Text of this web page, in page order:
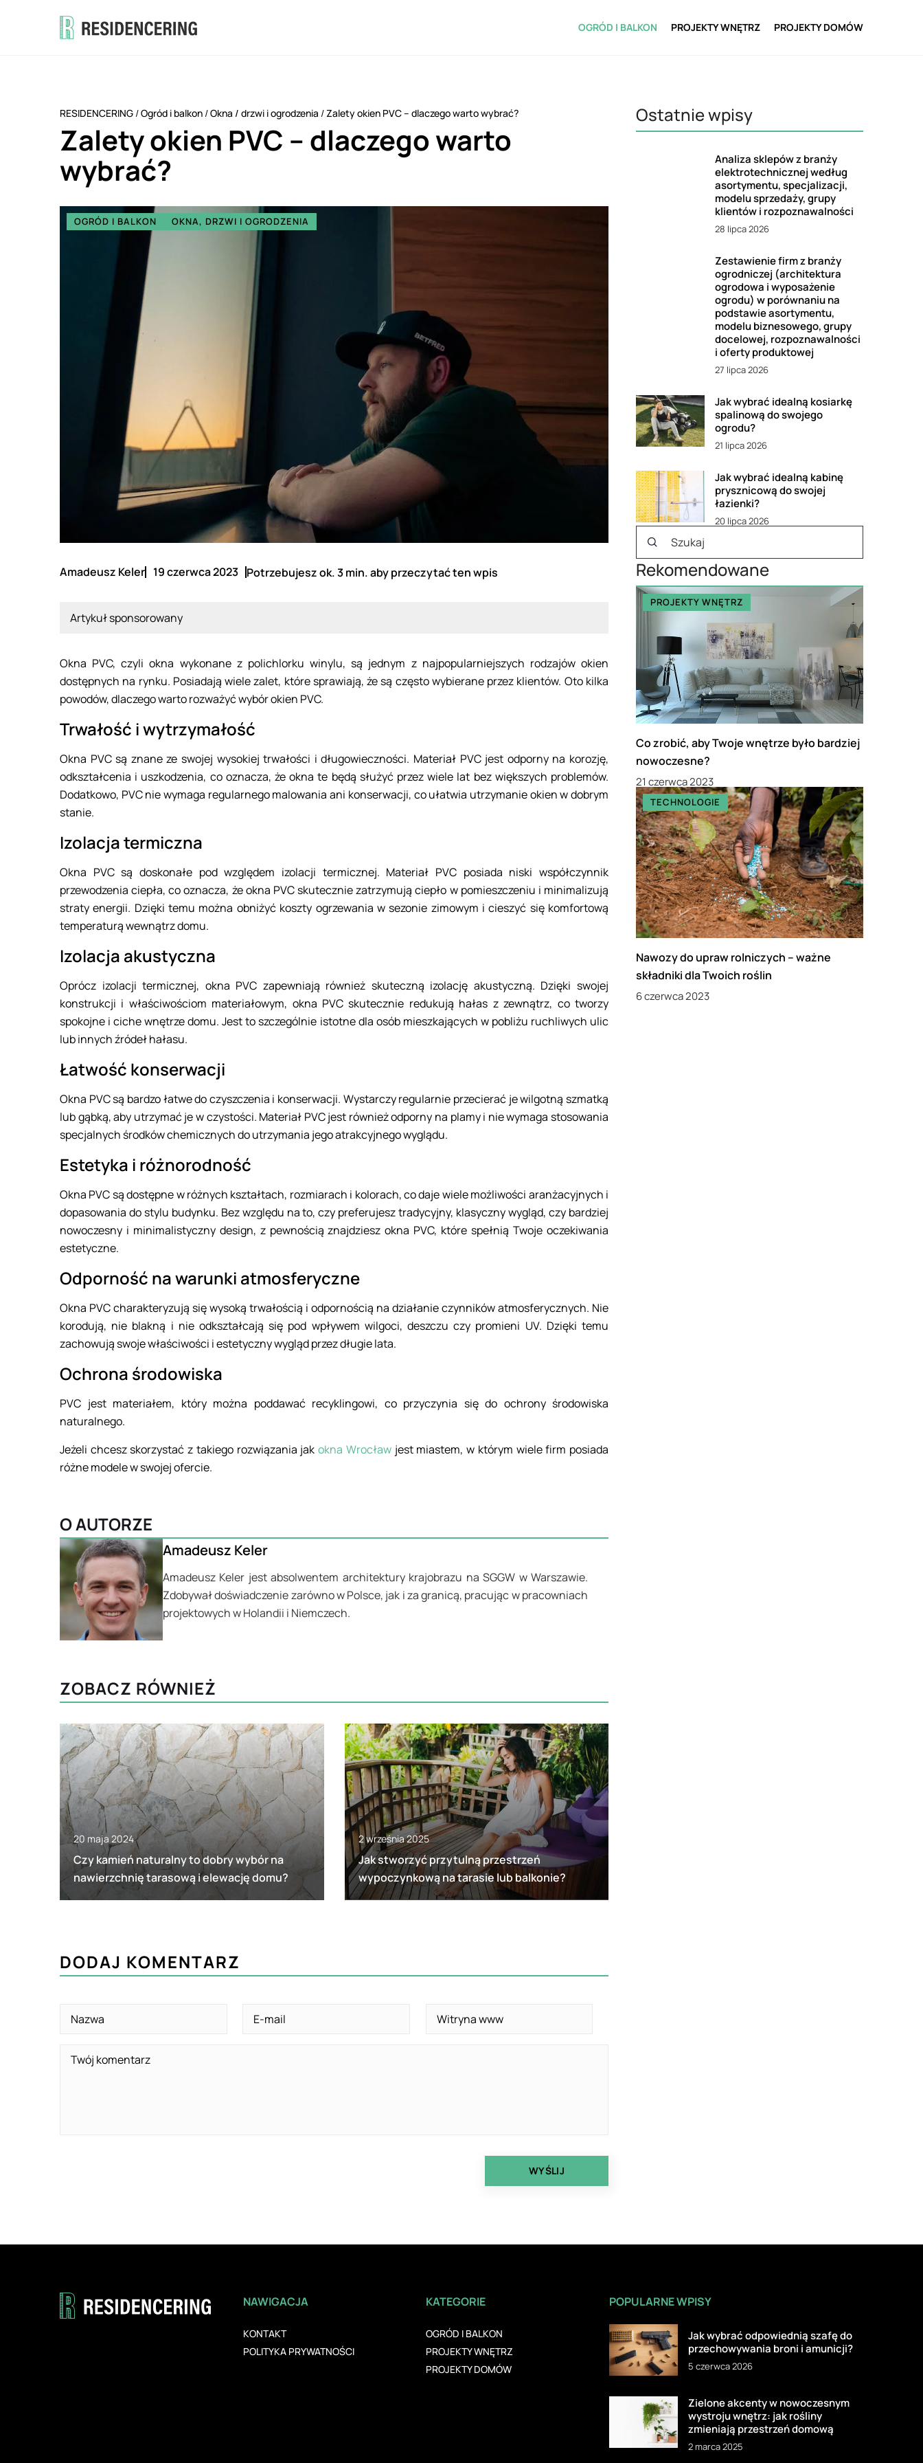
OGRÓD I BALKON PROJEKTY WNĘTRZ PROJEKTY DOMÓW
RESIDENCERING /Ogród i balkon /Okna / drzwi i ogrodzenia /Zalety okien PVC – dlaczego warto wybrać?
Zalety okien PVC – dlaczego warto
wybrać?
OGRÓD I BALKON OKNA, DRZWI I OGRODZENIA
Amadeusz Keler 19 czerwca 2023 Potrzebujesz ok. 3 min. aby przeczytać ten wpis
Artykuł sponsorowany
Okna PVC, czyli okna wykonane z polichlorku winylu, są jednym z najpopularniejszych rodzajów okien
dostępnych na rynku. Posiadają wiele zalet, które sprawiają, że są często wybierane przez klientów. Oto kilka
powodów, dlaczego warto rozważyć wybór okien PVC.
Trwałość i wytrzymałość
Okna PVC są znane ze swojej wysokiej trwałości i długowieczności. Materiał PVC jest odporny na korozję,
odkształcenia i uszkodzenia, co oznacza, że okna te będą służyć przez wiele lat bez większych problemów.
Dodatkowo, PVC nie wymaga regularnego malowania ani konserwacji, co ułatwia utrzymanie okien w dobrym
stanie.
Izolacja termiczna
Okna PVC są doskonałe pod względem izolacji termicznej. Materiał PVC posiada niski współczynnik
przewodzenia ciepła, co oznacza, że okna PVC skutecznie zatrzymują ciepło w pomieszczeniu i minimalizują
straty energii. Dzięki temu można obniżyć koszty ogrzewania w sezonie zimowym i cieszyć się komfortową
temperaturą wewnątrz domu.
Izolacja akustyczna
Oprócz izolacji termicznej, okna PVC zapewniają również skuteczną izolację akustyczną. Dzięki swojej
konstrukcji i właściwościom materiałowym, okna PVC skutecznie redukują hałas z zewnątrz, co tworzy
spokojne i ciche wnętrze domu. Jest to szczególnie istotne dla osób mieszkających w pobliżu ruchliwych ulic
lub innych źródeł hałasu.
Łatwość konserwacji
Okna PVC są bardzo łatwe do czyszczenia i konserwacji. Wystarczy regularnie przecierać je wilgotną szmatką
lub gąbką, aby utrzymać je w czystości. Materiał PVC jest również odporny na plamy i nie wymaga stosowania
specjalnych środków chemicznych do utrzymania jego atrakcyjnego wyglądu.
Estetyka i różnorodność
Okna PVC są dostępne w różnych kształtach, rozmiarach i kolorach, co daje wiele możliwości aranżacyjnych i
dopasowania do stylu budynku. Bez względu na to, czy preferujesz tradycyjny, klasyczny wygląd, czy bardziej
nowoczesny i minimalistyczny design, z pewnością znajdziesz okna PVC, które spełnią Twoje oczekiwania
estetyczne.
Odporność na warunki atmosferyczne
Okna PVC charakteryzują się wysoką trwałością i odpornością na działanie czynników atmosferycznych. Nie
korodują, nie blakną i nie odkształcają się pod wpływem wilgoci, deszczu czy promieni UV. Dzięki temu
zachowują swoje właściwości i estetyczny wygląd przez długie lata.
Ochrona środowiska
PVC jest materiałem, który można poddawać recyklingowi, co przyczynia się do ochrony środowiska
naturalnego.
Jeżeli chcesz skorzystać z takiego rozwiązania jakokna Wrocławjest miastem, w którym wiele firm posiada
różne modele w swojej ofercie.
O AUTORZE
Amadeusz Keler
Amadeusz Keler jest absolwentem architektury krajobrazu na SGGW w Warszawie.
Zdobywał doświadczenie zarówno w Polsce, jak i za granicą, pracując w pracowniach
projektowych w Holandii i Niemczech.
ZOBACZ RÓWNIEŻ
20 maja 2024
Czy kamień naturalny to dobry wybór na
nawierzchnię tarasową i elewację domu?
2 września 2025
Jak stworzyć przytulną przestrzeń
wypoczynkową na tarasie lub balkonie?
Ostatnie wpisy
Analiza sklepów z branży
elektrotechnicznej według
asortymentu, specjalizacji,
modelu sprzedaży, grupy
klientów i rozpoznawalności
28 lipca 2026
Zestawienie firm z branży
ogrodniczej (architektura
ogrodowa i wyposażenie
ogrodu) w porównaniu na
podstawie asortymentu,
modelu biznesowego, grupy
docelowej, rozpoznawalności
i oferty produktowej
27 lipca 2026
Jak wybrać idealną kosiarkę
spalinową do swojego
ogrodu?
21 lipca 2026
Jak wybrać idealną kabinę
prysznicową do swojej
łazienki?
20 lipca 2026
Rekomendowane
PROJEKTY WNĘTRZ
Co zrobić, aby Twoje wnętrze było bardziej
nowoczesne?
21 czerwca 2023
TECHNOLOGIE
Nawozy do upraw rolniczych – ważne
składniki dla Twoich roślin
6 czerwca 2023
DODAJ KOMENTARZ
NAWIGACJA
KONTAKT
POLITYKA PRYWATNOŚCI
KATEGORIE
OGRÓD I BALKON
PROJEKTY WNĘTRZ
PROJEKTY DOMÓW
POPULARNE WPISY
Jak wybrać odpowiednią szafę do
przechowywania broni i amunicji?
5 czerwca 2026
Zielone akcenty w nowoczesnym
wystroju wnętrz: jak rośliny
zmieniają przestrzeń domową
2 marca 2025